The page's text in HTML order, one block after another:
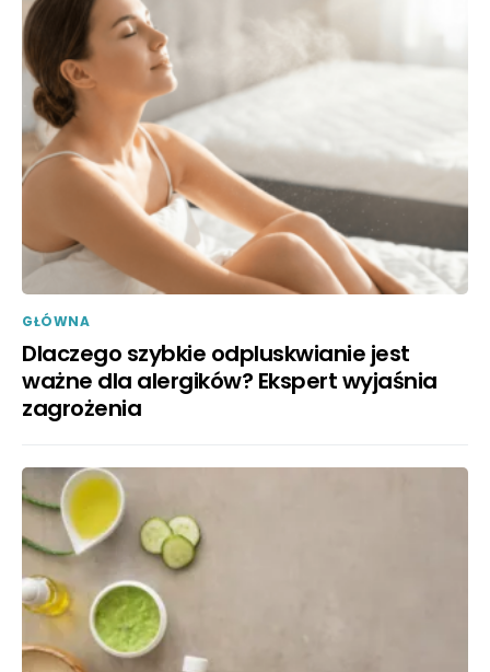
GŁÓWNA
Dlaczego szybkie odpluskwianie jest
ważne dla alergików? Ekspert wyjaśnia
zagrożenia